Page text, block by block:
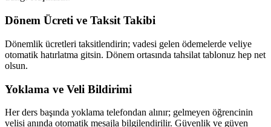
Dönem Ücreti ve Taksit Takibi
Dönemlik ücretleri taksitlendirin; vadesi gelen ödemelerde veliye
otomatik hatırlatma gitsin. Dönem ortasında tahsilat tablonuz hep net
olsun.
Yoklama ve Veli Bildirimi
Her ders başında yoklama telefondan alınır; gelmeyen öğrencinin
velisi anında otomatik mesajla bilgilendirilir. Güvenlik ve güven